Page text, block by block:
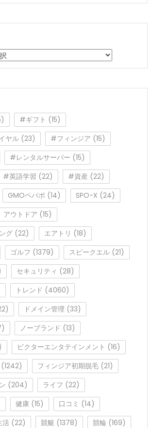
#ギフト (15)
ヤル(23) #フィンジア (15)
#レンタルサーバー (15)
#英語学習 (22) #資産 (22)
GMOペパボ (14) SPO-X (24)
アウトドア (15)
グ(22) エアトリ (18)
ゴルフ (1379) スピークエル(21)
セキュリティ (28)
トレンド (4060)
ドメイン管理 (33)
ノーブランド (13)
ビクターエンタテインメント (16)
フィンジア初期脱毛(21)
(204) ライフ (22)
健康(15) 口コミ (14)
活(22) 競艇 (1378) 競輪 (169)